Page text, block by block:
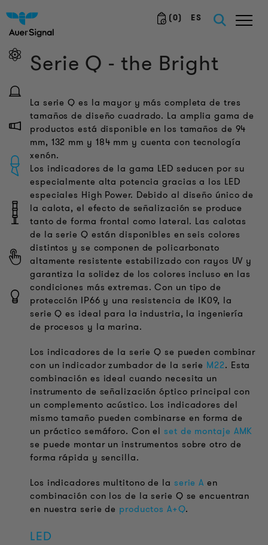
(0) ES
Serie Q - the Bright
La serie Q es la mayor y más completa de tres
tamaños de diseño cuadrado. La amplia gama de
productos está disponible en los tamaños de 94
mm, 132 mm y 184 mm y cuenta con tecnología
xenón.
Los indicadores de la gama LED seducen por su
especialmente alta potencia gracias a los LED
especiales High Power. Debido al diseño único de
la calota, el efecto de señalización se produce
tanto de forma frontal como lateral. Las calotas
de la serie Q están disponibles en seis colores
distintos y se componen de policarbonato
altamente resistente estabilizado con rayos UV y
garantiza la solidez de los colores incluso en las
condiciones más extremas. Con un tipo de
protección IP66 y una resistencia de IK09, la
serie Q es ideal para la industria, la ingeniería
de procesos y la marina.
Los indicadores de la serie Q se pueden combinar
con un indicador zumbador de la serie M22. Esta
combinación es ideal cuando necesita un
instrumento de señalización óptico principal con
un complemento acústico. Los indicadores del
mismo tamaño pueden combinarse en forma de
un práctico semáforo. Con el set de montaje AMK
se puede montar un instrumentos sobre otro de
forma rápida y sencilla.
Los indicadores multitono de la serie A en
combinación con los de la serie Q se encuentran
en nuestra serie de productos A+Q.
LED